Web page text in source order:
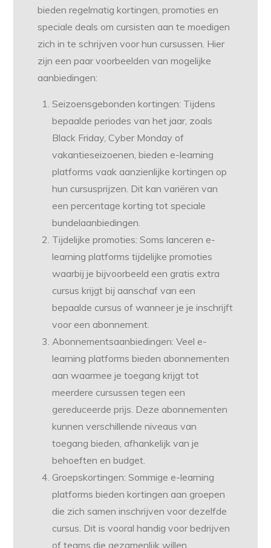
bieden regelmatig kortingen, promoties en
speciale deals om cursisten aan te moedigen
zich in te schrijven voor hun cursussen. Hier
zijn een paar voorbeelden van mogelijke
aanbiedingen:
Seizoensgebonden kortingen: Tijdens
bepaalde periodes van het jaar, zoals
Black Friday, Cyber Monday of
vakantieseizoenen, bieden e-learning
platforms vaak aanzienlijke kortingen op
hun cursusprijzen. Dit kan variëren van
een percentage korting tot speciale
bundelaanbiedingen.
Tijdelijke promoties: Soms lanceren e-
learning platforms tijdelijke promoties
waarbij je bijvoorbeeld een gratis extra
cursus krijgt bij aanschaf van een
bepaalde cursus of wanneer je je inschrijft
voor een abonnement.
Abonnementsaanbiedingen: Veel e-
learning platforms bieden abonnementen
aan waarmee je toegang krijgt tot
meerdere cursussen tegen een
gereduceerde prijs. Deze abonnementen
kunnen verschillende niveaus van
toegang bieden, afhankelijk van je
behoeften en budget.
Groepskortingen: Sommige e-learning
platforms bieden kortingen aan groepen
die zich samen inschrijven voor dezelfde
cursus. Dit is vooral handig voor bedrijven
of teams die gezamenlijk willen